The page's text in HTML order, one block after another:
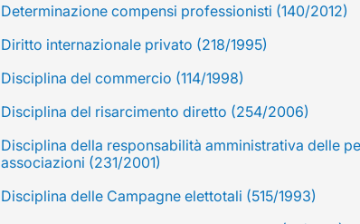
Determinazione compensi professionisti (140/2012)
Diritto internazionale privato (218/1995)
Disciplina del commercio (114/1998)
Disciplina del risarcimento diretto (254/2006)
Disciplina della responsabilità amministrativa delle
associazioni (231/2001)
Disciplina delle Campagne elettotali (515/1993)